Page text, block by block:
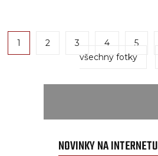
1 2 3 4 5
všechny fotky
NOVINKY NA INTERNETU